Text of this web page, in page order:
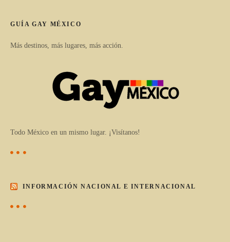
GUÍA GAY MÉXICO
Más destinos, más lugares, más acción.
Todo México en un mismo lugar. ¡Visítanos!
INFORMACIÓN NACIONAL E INTERNACIONAL